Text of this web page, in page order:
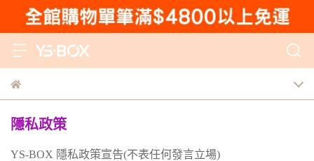
隱私政策
YS-BOX 隱私政策宣告(不表任何發言立場)